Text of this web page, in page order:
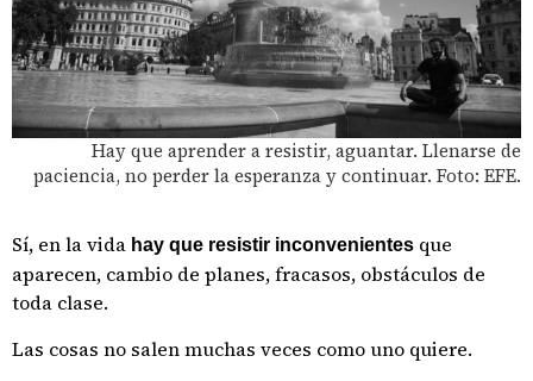
Hay que aprender a resistir, aguantar. Llenarse de
paciencia, no perder la esperanza y continuar. Foto: EFE.
Sí, en la vida hay que resistir inconvenientes que
aparecen, cambio de planes, fracasos, obstáculos de
toda clase.
Las cosas no salen muchas veces como uno quiere.